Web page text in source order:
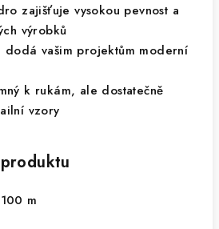
zajišťuje vysokou pevnost a
výrobků
dodá vašim projektům moderní
k rukám, ale dostatečně
vzory
m